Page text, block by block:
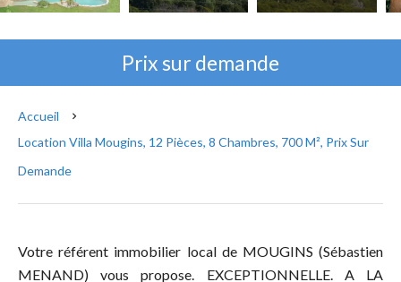
Prix sur demande
Accueil
Location Villa Mougins, 12 Pièces, 8 Chambres, 700 M², Prix Sur
Demande
Votre référent immobilier local de MOUGINS (Sébastien
MENAND) vous propose. EXCEPTIONNELLE. A LA